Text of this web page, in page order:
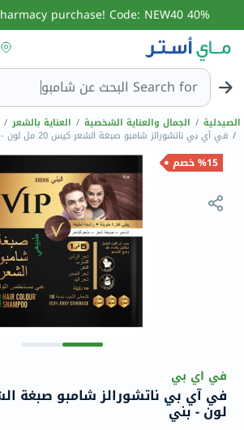
40% off 1st online pharmacy purchase! Code: NEW40
Search for
الصيدلية / الجمال والعناية الشخصية / العناية بالشعر /
/ في آي بي ناتشورالز شامبو صبغة الشعر كيس 20 مل لون - بني
%15 خصم
في اي بي
لون - بني